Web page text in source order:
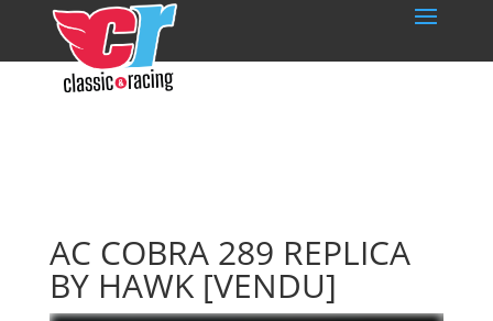
AC COBRA 289 REPLICA
BY HAWK [VENDU]